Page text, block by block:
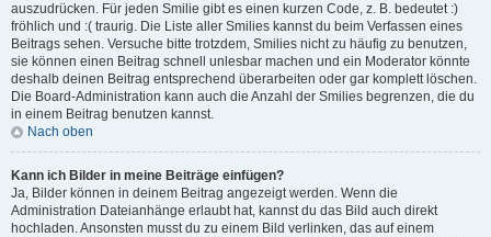
auszudrücken. Für jeden Smilie gibt es einen kurzen Code, z. B. bedeutet :)
fröhlich und :( traurig. Die Liste aller Smilies kannst du beim Verfassen eines
Beitrags sehen. Versuche bitte trotzdem, Smilies nicht zu häufig zu benutzen,
sie können einen Beitrag schnell unlesbar machen und ein Moderator könnte
deshalb deinen Beitrag entsprechend überarbeiten oder gar komplett löschen.
Die Board-Administration kann auch die Anzahl der Smilies begrenzen, die du
in einem Beitrag benutzen kannst.
Nach oben
Kann ich Bilder in meine Beiträge einfügen?
Ja, Bilder können in deinem Beitrag angezeigt werden. Wenn die
Administration Dateianhänge erlaubt hat, kannst du das Bild auch direkt
hochladen. Ansonsten musst du zu einem Bild verlinken, das auf einem